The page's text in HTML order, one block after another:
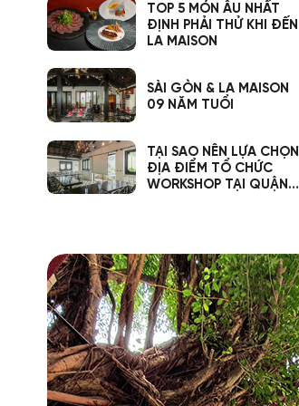
TOP 5 MÓN ÂU NHẤT
ĐỊNH PHẢI THỬ KHI ĐẾN
LA MAISON
SÀI GÒN & LA MAISON
09 NĂM TUỔI
TẠI SAO NÊN LỰA CHỌN
ĐỊA ĐIỂM TỔ CHỨC
WORKSHOP TẠI QUẬN